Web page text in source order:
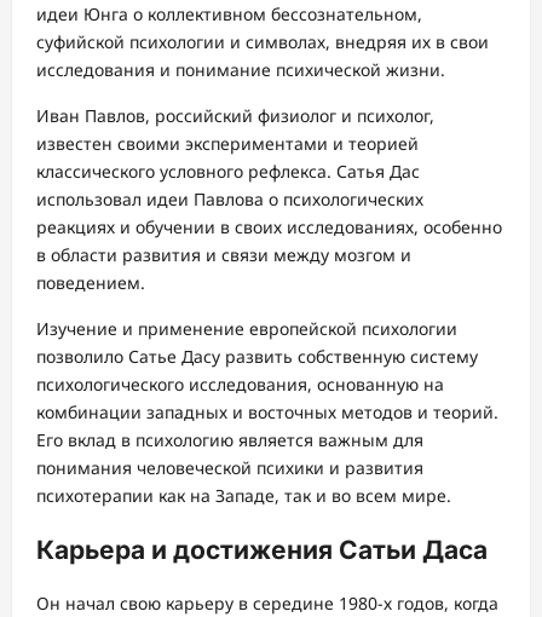
идеи Юнга о коллективном бессознательном,
суфийской психологии и символах, внедряя их в свои
исследования и понимание психической жизни.
Иван Павлов, российский физиолог и психолог,
известен своими экспериментами и теорией
классического условного рефлекса. Сатья Дас
использовал идеи Павлова о психологических
реакциях и обучении в своих исследованиях, особенно
в области развития и связи между мозгом и
поведением.
Изучение и применение европейской психологии
позволило Сатье Дасу развить собственную систему
психологического исследования, основанную на
комбинации западных и восточных методов и теорий.
Его вклад в психологию является важным для
понимания человеческой психики и развития
психотерапии как на Западе, так и во всем мире.
Карьера и достижения Сатьи Даса
Он начал свою карьеру в середине 1980-х годов, когда